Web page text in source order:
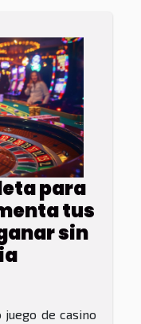
para
tus
sin
de casino